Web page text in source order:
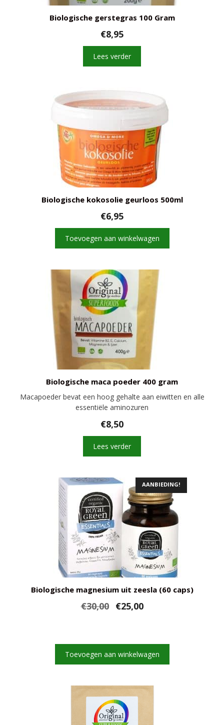
Biologische gerstegras 100 Gram
€8,95
Lees verder
Biologische kokosolie geurloos 500ml
€6,95
Toevoegen aan winkelwagen
Biologische maca poeder 400 gram
Macapoeder bevat een hoog gehalte aan eiwitten en alle
essentiële aminozuren
€8,50
Lees verder
AANBIEDING!
Biologische magnesium uit zeesla (60 caps)
€30,00
Oorspronkelijke
prijs
€25,00Huidige
Toevoegen aan winkelwagen